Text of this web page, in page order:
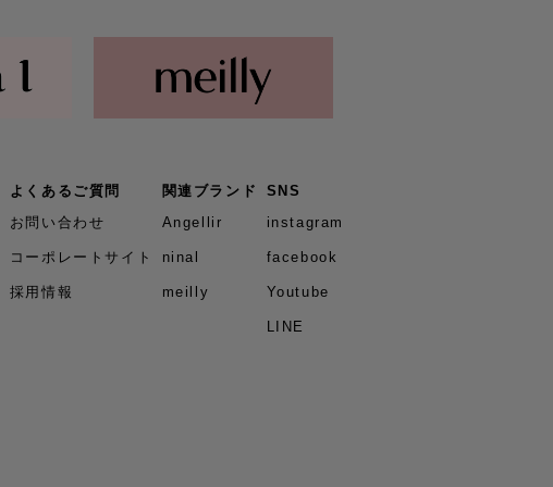
よくあるご質問
お問い合わせ
コーポレートサイト
採用情報
関連ブランド
Angellir
ninal
meilly
SNS
instagram
facebook
Youtube
LINE